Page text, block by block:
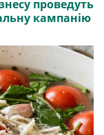
проведуть
кампанію